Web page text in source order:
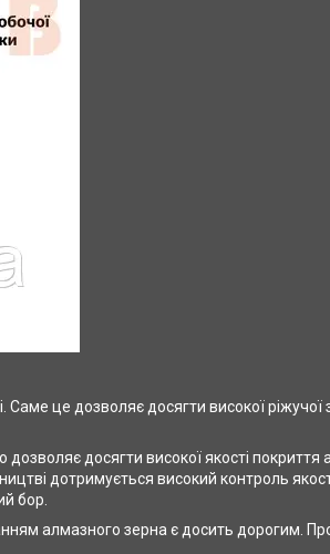
це дозволяє досягти високої ріжучої
досягти високої якості
дотримується високий контроль
бор.
алмазного зерна є досить дорогим.